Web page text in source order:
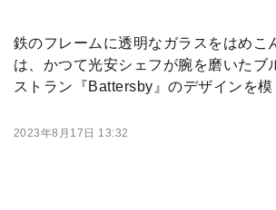
鉄のフレームに透明なガラスをはめこ
は、かつて光安シェフが腕を磨いたブ
ストラン『Battersby』のデザインを模
2023年8月17日 13:32